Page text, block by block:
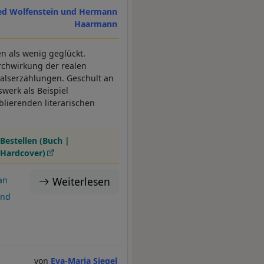
Wolfenstein und Hermann
Haarmann
als wenig geglückt.
der realen
Geschult an
als Beispiel
literarischen
Bestellen (Buch |
Hardcover)
Weiterlesen
Eva-Maria Siegel